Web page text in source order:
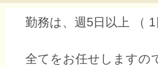
勤務は、週5日以上 （
全てをお任せしますの